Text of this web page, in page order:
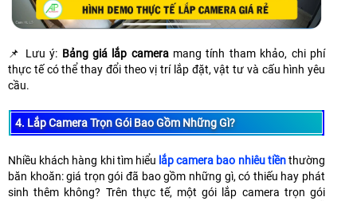
📌 Lưu ý: Bảng giá lắp cameramang tính tham khảo, chi phí
thực tế có thể thay đổi theo vị trí lắp đặt, vật tư và cấu hình yêu
cầu.
4. Lắp Camera Trọn Gói Bao Gồm Những Gì?
Nhiều khách hàng khi tìm hiểu lắp camera bao nhiêu tiềnthường
băn khoăn: giá trọn gói đã bao gồm những gì, có thiếu hay phát
sinh thêm không? Trên thực tế, một gói lắp camera trọn gói